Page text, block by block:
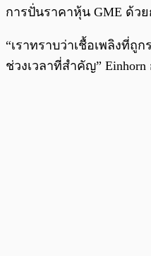
การปั่นราคาหุ้น GME ด้ว
“เราทราบว่าเชื้อเพลิงที่ถู
ช่วงเวลาที่สำคัญ” Einhorn